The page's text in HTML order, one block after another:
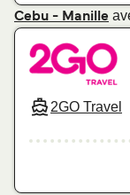
Cebu - Manille
2GO Travel